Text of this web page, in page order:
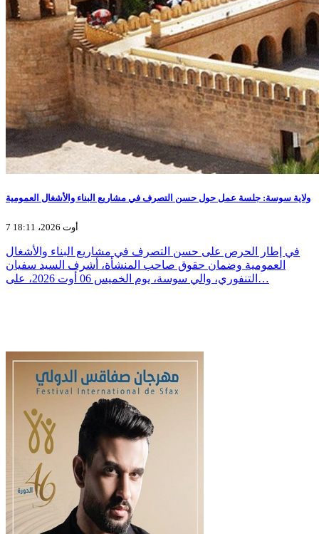
ولاية سوسة: جلسة عمل حول حسن التصرف في مشاريع البناء والأشغال العمومية
7 أوت 2026، 18:11
في إطار الحرص على حسن التصرف في مشاريع البناء والأشغال
العمومية وضمان حقوق صاحب المنشأة، أشرف السيد سفيان
التنفوري، والي سوسة، يوم الخميس 06 أوت 2026، على…